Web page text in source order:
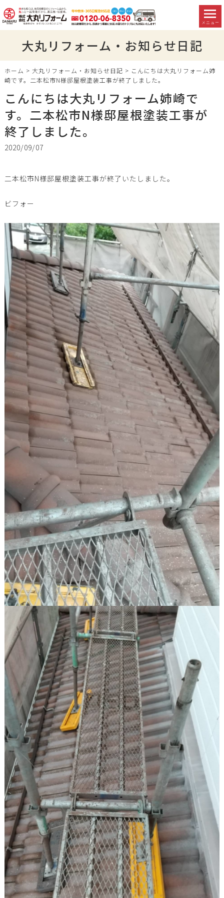
メニュー
大丸リフォーム・お知らせ日記
ホーム > 大丸リフォーム・お知らせ日記 > こんにちは大丸リフォーム姉
崎です。二本松市N様邸屋根塗装工事が終了しました。
こんにちは大丸リフォーム姉崎で
す。二本松市N様邸屋根塗装工事が
終了しました。
2020/09/07
二本松市N様邸屋根塗装工事が終了いたしました。
ビフォー